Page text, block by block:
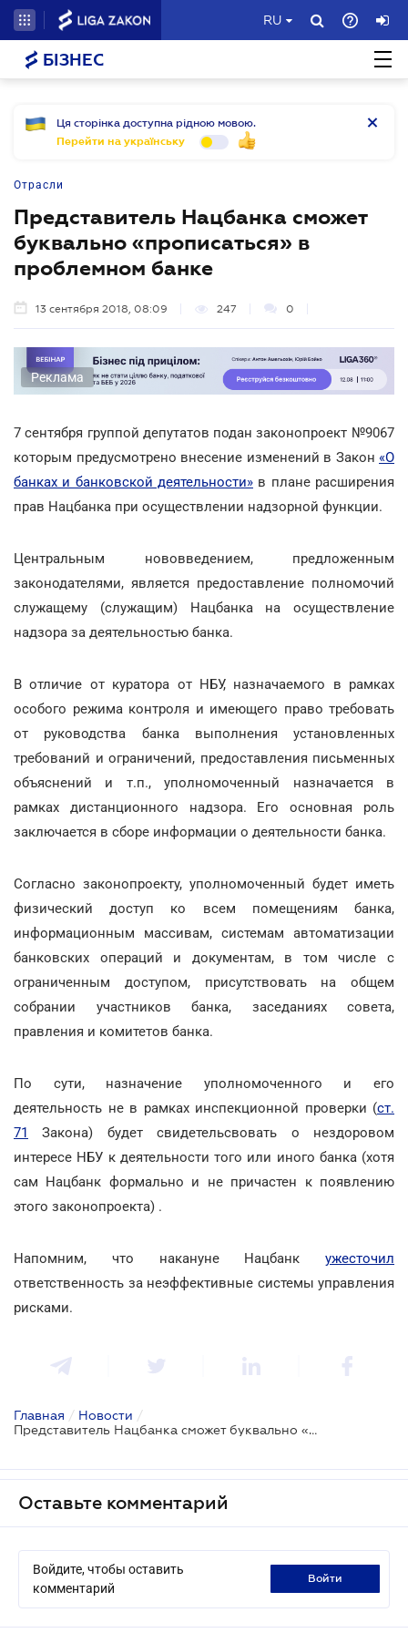
RU
БІЗНЕС
Ця сторінка доступна рідною мовою.
Перейти на українську
Отрасли
Представитель Нацбанка сможет
буквально «прописаться» в
проблемном банке
13 сентября 2018, 08:09 247 0
Реклама
7 сентября группой депутатов подан законопроект №9067
которым предусмотрено внесение изменений в Закон «О
банках и банковской деятельности» в плане расширения
прав Нацбанка при осуществлении надзорной функции.
Центральным нововведением, предложенным
законодателями, является предоставление полномочий
служащему (служащим) Нацбанка на осуществление
надзора за деятельностью банка.
В отличие от куратора от НБУ, назначаемого в рамках
особого режима контроля и имеющего право требовать
от руководства банка выполнения установленных
требований и ограничений, предоставления письменных
объяснений и т.п., уполномоченный назначается в
рамках дистанционного надзора. Его основная роль
заключается в сборе информации о деятельности банка.
Согласно законопроекту, уполномоченный будет иметь
физический доступ ко всем помещениям банка,
информационным массивам, системам автоматизации
банковских операций и документам, в том числе с
ограниченным доступом, присутствовать на общем
собрании участников банка, заседаниях совета,
правления и комитетов банка.
По сути, назначение уполномоченного и его
деятельность не в рамках инспекционной проверки (ст.
71
Закона) будет свидетельсвовать о нездоровом
интересе НБУ к деятельности того или иного банка (хотя
сам Нацбанк формально и не причастен к появлению
этого законопроекта) .
Напомним, что накануне Нацбанк ужесточил
ответственность за неэффективные системы управления
рисками.
Главная / Новости /
Представитель Нацбанка сможет буквально «прописаться» в проблемном банке
Оставьте комментарий
Войдите, чтобы оставить
комментарий
войти